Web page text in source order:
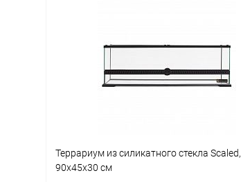
Террариум из силикатного стекла Scaled,
90х45х30 см